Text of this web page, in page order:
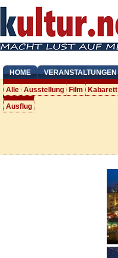
HOME VERANSTALTUNGEN
Alle Ausstellung Film Kabarett
Ausflug